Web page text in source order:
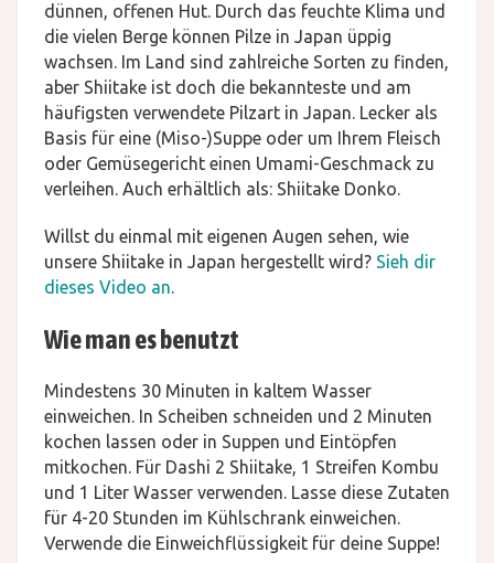
dünnen, offenen Hut. Durch das feuchte Klima und
die vielen Berge können Pilze in Japan üppig
wachsen. Im Land sind zahlreiche Sorten zu finden,
aber Shiitake ist doch die bekannteste und am
häufigsten verwendete Pilzart in Japan. Lecker als
Basis für eine (Miso-)Suppe oder um Ihrem Fleisch
oder Gemüsegericht einen Umami-Geschmack zu
verleihen. Auch erhältlich als: Shiitake Donko.
Willst du einmal mit eigenen Augen sehen, wie
unsere Shiitake in Japan hergestellt wird? Sieh dir
dieses Video an.
Wie man es benutzt
Mindestens 30 Minuten in kaltem Wasser
einweichen. In Scheiben schneiden und 2 Minuten
kochen lassen oder in Suppen und Eintöpfen
mitkochen. Für Dashi 2 Shiitake, 1 Streifen Kombu
und 1 Liter Wasser verwenden. Lasse diese Zutaten
für 4-20 Stunden im Kühlschrank einweichen.
Verwende die Einweichflüssigkeit für deine Suppe!